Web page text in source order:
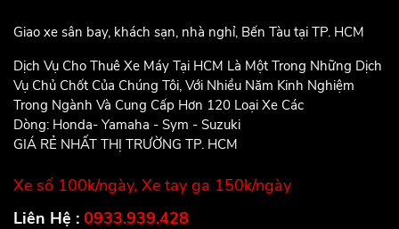
Giao xe sân bay, khách sạn, nhà nghỉ, Bến Tàu tại TP. HCM
Dịch Vụ Cho Thuê Xe Máy Tại HCM Là Một Trong Những Dịch
Vụ Chủ Chốt Của Chúng Tôi, Với Nhiều Năm Kinh Nghiệm
Trong Ngành Và Cung Cấp Hơn 120 Loại Xe Các
Dòng: Honda- Yamaha - Sym - Suzuki
GIÁ RẺ NHẤT THỊ TRƯỜNG TP. HCM
Xe số 100k/ngày, Xe tay ga 150k/ngày
Liên Hệ : 0933.939.428